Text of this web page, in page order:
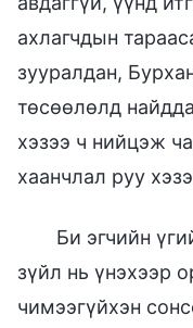
ахлагчдын
зууралдан,
төсөөлөлд
хэзээ ч нийцэж
хаанчлал руу
Би эгчийн
зүйл нь үнэхээр
чимээгүйхэн